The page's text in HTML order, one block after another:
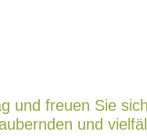
und freuen Sie
und